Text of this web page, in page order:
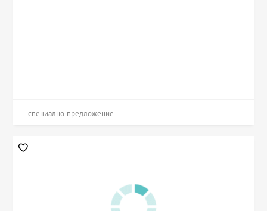
специално предложение